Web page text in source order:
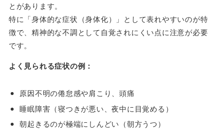
とがあります。
特に「身体的な症状（身体化）」として表れやすいのが特
徴で、精神的な不調として自覚されにくい点に注意が必要
です。
よく見られる症状の例：
原因不明の倦怠感や肩こり、頭痛
睡眠障害（寝つきが悪い、夜中に目覚める）
朝起きるのが極端にしんどい（朝方うつ）